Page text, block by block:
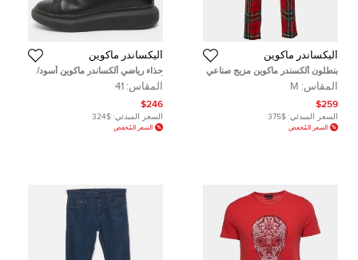
أليكساندر ماكوين
بنطلون ألكسندر ماكوين مزيج صناعي
بنقشة مربعات حمراء مقاس متوسط
المقاس: M
$259
السعر المبدئي: $375
السعر المُخفض
أليكساندر ماكوين
حذاء رياضي ألكساندر ماكوين أسود/
أبيض جلدي كبير الحجم من أعلى
منخفض مقاس 43
المقاس: 41
$246
السعر المبدئي: $324
السعر المُخفض